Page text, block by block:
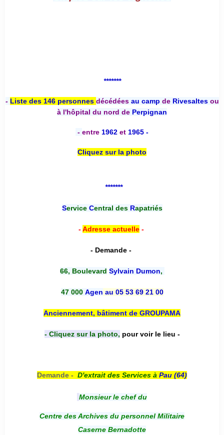
*******
- Liste des 146 personnes décédées au camp deRivesaltesou
à l'hôpital du nord de Perpignan
- entre 1962 et 1965 -
Cliquez sur la photo
*******
Service Central desRapatriés
-Adresse actuelle-
- Demande -
66, Boulevard Sylvain Dumon,
47 000 Agen au 05 53 69 21 00
Anciennement, bâtiment de GROUPAMA
- Cliquez sur la photo, pour voir le lieu -
Demande - D'extrait des Services à Pau (64)
Monsieur le chef du
Centre des Archives du personnel Militaire
Caserne Bernadotte